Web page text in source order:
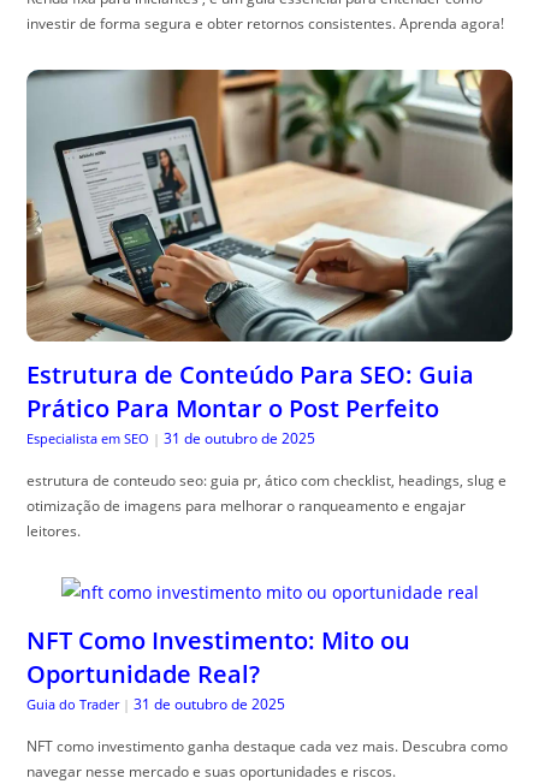
investir de forma segura e obter retornos consistentes. Aprenda agora!
Estrutura de Conteúdo Para SEO: Guia
Prático Para Montar o Post Perfeito
Especialista em SEO | 31 de outubro de 2025
estrutura de conteudo seo: guia pr, ático com checklist, headings, slug e
otimização de imagens para melhorar o ranqueamento e engajar
leitores.
NFT Como Investimento: Mito ou
Oportunidade Real?
Guia do Trader | 31 de outubro de 2025
NFT como investimento ganha destaque cada vez mais. Descubra como
navegar nesse mercado e suas oportunidades e riscos.